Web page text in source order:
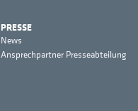
PRESSE
News
Ansprechpartner Presseabteilung